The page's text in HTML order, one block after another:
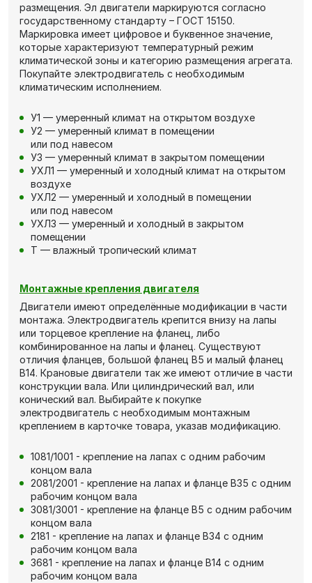
размещения. Эл двигатели маркируются согласно
государственному стандарту – ГОСТ 15150.
Маркировка имеет цифровое и буквенное значение,
которые характеризуют температурный режим
климатической зоны и категорию размещения агрегата.
Покупайте электродвигатель с необходимым
климатическим исполнением.
У1 — умеренный климат на открытом воздухе
У2 — умеренный климат в помещении
или под навесом
У3 — умеренный климат в закрытом помещении
УХЛ1 — умеренный и холодный климат на открытом
воздухе
УХЛ2 — умеренный и холодный в помещении
или под навесом
УХЛ3 — умеренный и холодный в закрытом
помещении
Т — влажный тропический климат
Монтажные крепления двигателя
Двигатели имеют определённые модификации в части
монтажа. Электродвигатель крепится внизу на лапы
или торцевое крепление на фланец, либо
комбинированное на лапы и фланец. Существуют
отличия фланцев, большой фланец В5 и малый фланец
В14. Крановые двигатели так же имеют отличие в части
конструкции вала. Или цилиндрический вал, или
конический вал. Выбирайте к покупке
электродвигатель с необходимым монтажным
креплением в карточке товара, указав модификацию.
1081/1001 - крепление на лапах с одним рабочим
концом вала
2081/2001 - крепление на лапах и фланце В35 с одним
рабочим концом вала
3081/3001 - крепление на фланце В5 с одним рабочим
концом вала
2181 - крепление на лапах и фланце В34 с одним
рабочим концом вала
3681 - крепление на лапах и фланце В14 с одним
рабочим концом вала